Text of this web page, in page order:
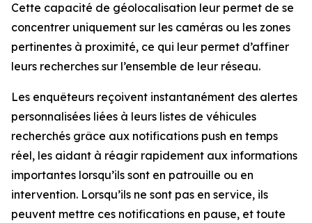
Cette capacité de géolocalisation leur permet de se
concentrer uniquement sur les caméras ou les zones
pertinentes à proximité, ce qui leur permet d’affiner
leurs recherches sur l’ensemble de leur réseau.
Les enquêteurs reçoivent instantanément des alertes
personnalisées liées à leurs listes de véhicules
recherchés grâce aux notifications push en temps
réel, les aidant à réagir rapidement aux informations
importantes lorsqu’ils sont en patrouille ou en
intervention. Lorsqu’ils ne sont pas en service, ils
peuvent mettre ces notifications en pause, et toute